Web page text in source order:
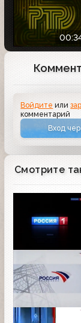
Войдите или
комментарий
Вход
Смотрите